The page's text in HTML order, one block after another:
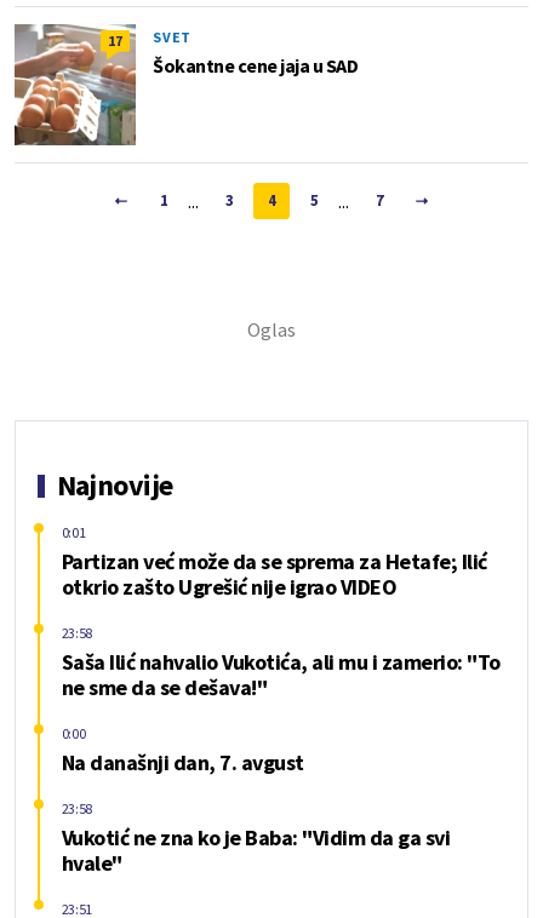
17 SVET
Šokantne cene jaja u SAD
1 ... 3 4 5 ... 7
Najnovije
Partizan već može da se sprema za Hetafe; Ilić
otkrio zašto Ugrešić nije igrao VIDEO
0:01
Saša Ilić nahvalio Vukotića, ali mu i zamerio: "To
ne sme da se dešava!"
23:58
Na današnji dan, 7. avgust
0:00
Vukotić ne zna ko je Baba: "Vidim da ga svi
hvale"
23:58
23:51